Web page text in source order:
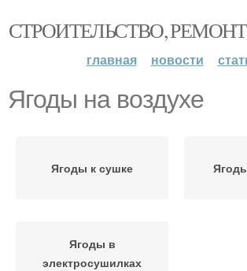
СТРОИТЕЛЬСТВО,
главная новости
Ягоды на воздухе
Ягоды к сушке
Ягоды в
электросушилках